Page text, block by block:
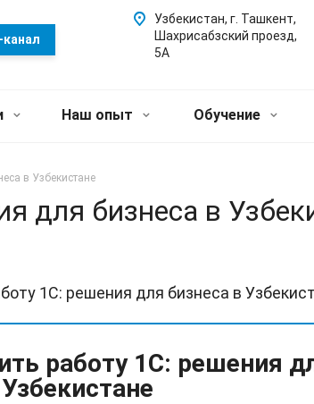
Узбекистан, г. Ташкент,
Шахрисабзский проезд,
5А
Наш опыт Обучение
в Узбекистане
для бизнеса в
1С: решения для бизнеса в
работу 1С: решения